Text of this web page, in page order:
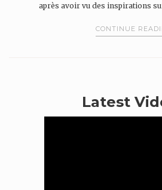
après avoir vu des inspirations
CONTINUE
Latest